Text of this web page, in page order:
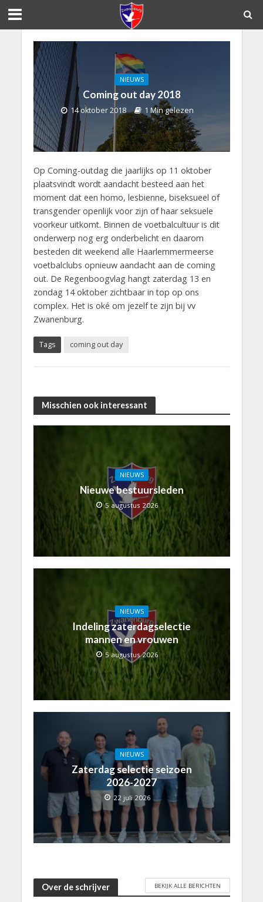
NIEUWS
Coming out day 2018
14 oktober 2018 1 Min gelezen
Op Coming-outdag die jaarlijks op 11 oktober
plaatsvindt wordt aandacht besteed aan het
moment dat een homo, lesbienne, biseksueel of
transgender openlijk voor zijn of haar seksuele
voorkeur uitkomt. Binnen de voetbalcultuur is dit
onderwerp nog erg onderbelicht en daarom
besteden dit weekend alle Haarlemmermeerse
voetbalclubs opnieuw aandacht aan de coming
out. De Regenboogvlag hangt zaterdag 13 en
zondag 14 oktober zichtbaar in top op ons
complex. Het is oké om jezelf te zijn bij vv
Zwanenburg.
Tags coming out day
Misschien ook interessant
NIEUWS
Nieuwe bestuursleden
5 augustus 2026
NIEUWS
Indeling zaterdagselectie
mannen en vrouwen
5 augustus 2026
NIEUWS
Zaterdag selectie seizoen
2026-2027
22 juli 2026
Over de schrijver BEKIJK ALLE BERICHTEN